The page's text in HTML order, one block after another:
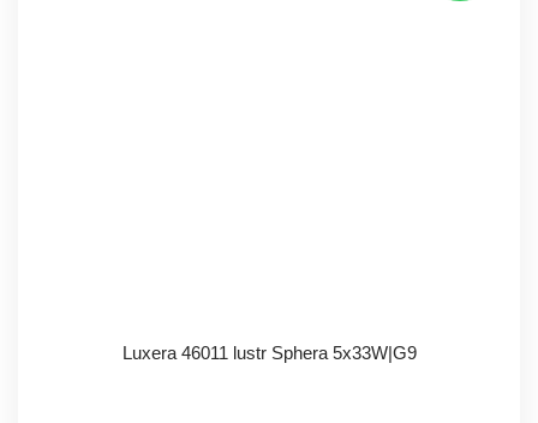
Luxera 46011 lustr Sphera 5x33W|G9